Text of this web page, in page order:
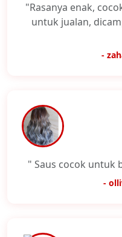
"Rasanya enak,
untuk jualan,
-
" Saus cocok untuk
-